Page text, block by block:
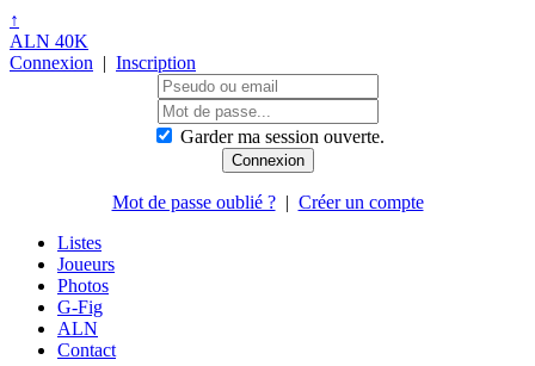
↑
ALN 40K
Connexion | Inscription
Garder ma session ouverte.
Mot de passe oublié ?| Créer un compte
Listes
Joueurs
Photos
G-Fig
ALN
Contact